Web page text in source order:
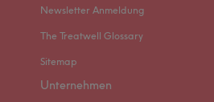
Newsletter Anmeldung
The Treatwell Glossary
Sitemap
Unternehmen